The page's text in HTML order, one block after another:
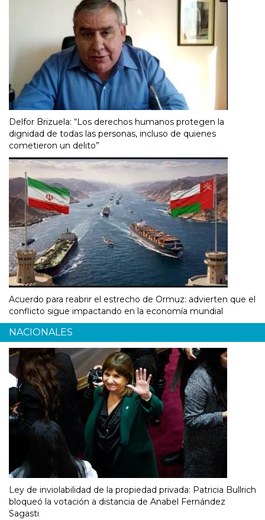
Delfor Brizuela: “Los derechos humanos protegen la
dignidad de todas las personas, incluso de quienes
cometieron un delito”
Acuerdo para reabrir el estrecho de Ormuz: advierten que el
conflicto sigue impactando en la economía mundial
NACIONALES
Ley de inviolabilidad de la propiedad privada: Patricia Bullrich
bloqueó la votación a distancia de Anabel Fernández
Sagasti